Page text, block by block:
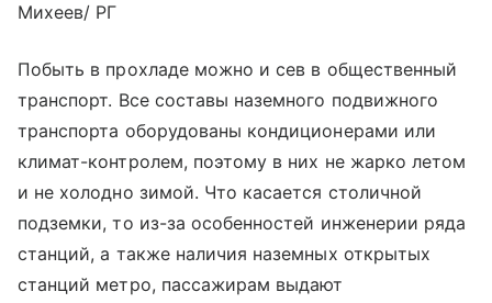
Михеев/ РГ
Побыть в прохладе можно и сев в общественный
транспорт. Все составы наземного подвижного
транспорта оборудованы кондиционерами или
климат-контролем, поэтому в них не жарко летом
и не холодно зимой. Что касается столичной
подземки, то из-за особенностей инженерии ряда
станций, а также наличия наземных открытых
станций метро, пассажирам выдают